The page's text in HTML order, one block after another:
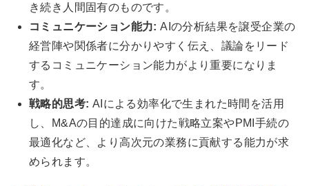
き続き人間固有のものです。
コミュニケーション能力: AIの分析結果を譲受企業の
経営陣や関係者に分かりやすく伝え、議論をリード
するコミュニケーション能力がより重要になりま
す。
戦略的思考: AIによる効率化で生まれた時間を活用
し、M&Aの目的達成に向けた戦略立案やPMI手続の
最適化など、より高次元の業務に貢献する能力が求
められます。